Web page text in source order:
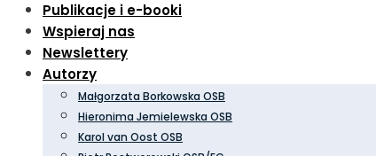
Publikacje i e-booki
Wspieraj nas
Newslettery
Autorzy
Małgorzata Borkowska OSB
Hieronima Jemielewska OSB
Karol van Oost OSB